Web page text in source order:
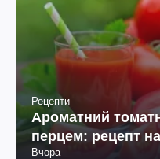
Рецепти
Ароматний
перцем: рецепт
Вчора